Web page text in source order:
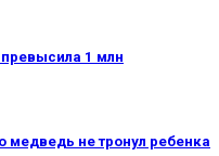
1 млн
не тронул ребенка